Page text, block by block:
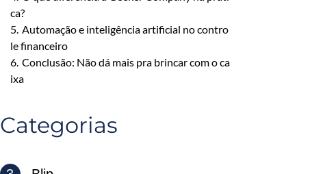
ca?
5. Automação e inteligência artificial no contro
le financeiro
6. Conclusão: Não dá mais pra brincar com o ca
ixa
Categorias